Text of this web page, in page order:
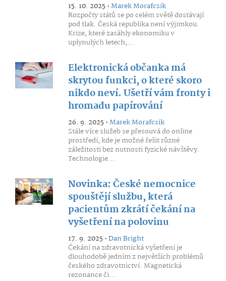
15. 10. 2025 •Marek Morafcsik
Rozpočty států se po celém světě dostávají
pod tlak. Česká republika není výjimkou.
Krize, které zasáhly ekonomiku v
uplynulých letech,...
Elektronická občanka má
skrytou funkci, o které skoro
nikdo neví. Ušetří vám fronty i
hromadu papírování
26. 9. 2025 •Marek Morafcsik
Stále více služeb se přesouvá do online
prostředí, kde je možné řešit různé
záležitosti bez nutnosti fyzické návštěvy.
Technologie...
Novinka: České nemocnice
spouštějí službu, která
pacientům zkrátí čekání na
vyšetření na polovinu
17. 9. 2025 •Dan Bright
Čekání na zdravotnická vyšetření je
dlouhodobě jedním z největších problémů
českého zdravotnictví. Magnetická
rezonance či...